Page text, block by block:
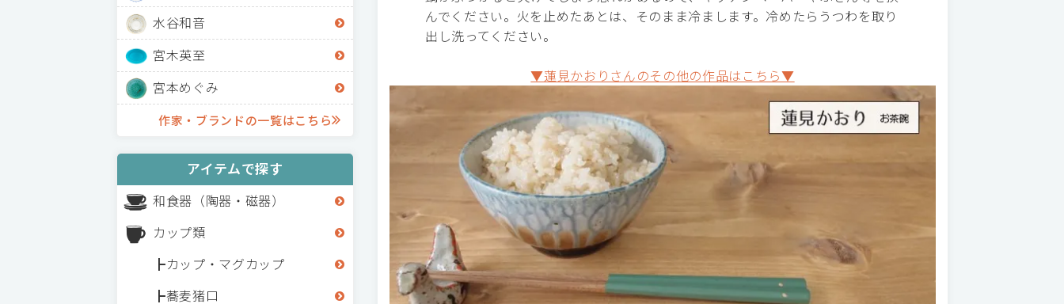
水谷和音
宮木英至
宮本めぐみ
作家・ブランドの一覧はこちら
アイテムで探す
和食器（陶器・磁器）
カップ類
カップ・マグカップ
蕎麦猪口
んでください。火を止めたあとは、そのまま冷まします。冷めたらうつわを取り
出し洗ってください。
▼蓮見かおりさんのその他の作品はこちら▼